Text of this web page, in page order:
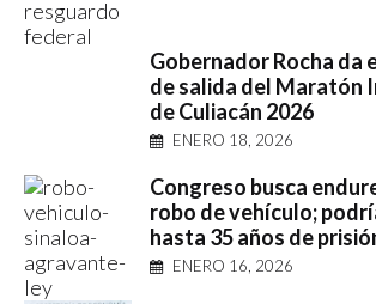
Gobernador Rocha da
de salida del Maratón
de Culiacán 2026
ENERO 18, 2026
Congreso busca
robo de vehículo;
hasta 35 años de
ENERO 16, 2026